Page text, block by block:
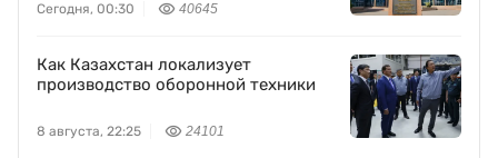
Сегодня, 00:30 40645
Как Казахстан локализует
производство оборонной техники
8 августа, 22:25 24101